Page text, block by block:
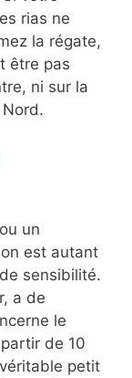
rias ne
la régate,
être pas
ni sur la
un
est autant
sensibilité.
a de
le
de 10
petit